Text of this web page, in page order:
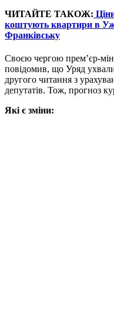
ЧИТАЙТЕ ТАКОЖ:
коштують квартири в
Франківську
Своєю чергою прем’єр-
повідомив, що Уряд
другого читання з
депутатів. Тож, прогноз
Які є зміни: